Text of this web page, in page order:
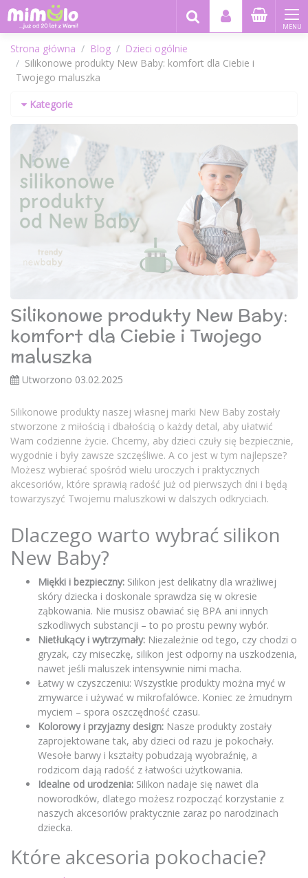
MENU
Strona główna Blog
Dzieci ogólnie
Silikonowe produkty New Baby: komfort dla Ciebie i
Twojego maluszka
Silikonowe produkty New Baby:
komfort dla Ciebie i Twojego
maluszka
Utworzono 03.02.2025
Silikonowe produkty naszej własnej marki New Baby zostały
stworzone z miłością i dbałością o każdy detal, aby ułatwić
Wam codzienne życie. Chcemy, aby dzieci czuły się bezpiecznie,
wygodnie i były zawsze szczęśliwe. A co jest w tym najlepsze?
Możesz wybierać spośród wielu uroczych i praktycznych
akcesoriów, które sprawią radość już od pierwszych dni i będą
towarzyszyć Twojemu maluszkowi w dalszych odkryciach.
Dlaczego warto wybrać silikon
New Baby?
Miękki i bezpieczny: Silikon jest delikatny dla wrażliwej
skóry dziecka i doskonale sprawdza się w okresie
ząbkowania. Nie musisz obawiać się BPA ani innych
szkodliwych substancji – to po prostu pewny wybór.
Nietłukący i wytrzymały: Niezależnie od tego, czy chodzi o
gryzak, czy miseczkę, silikon jest odporny na uszkodzenia,
nawet jeśli maluszek intensywnie nimi macha.
Łatwy w czyszczeniu: Wszystkie produkty można myć w
zmywarce i używać w mikrofalówce. Koniec ze żmudnym
myciem – spora oszczędność czasu.
Kolorowy i przyjazny design: Nasze produkty zostały
zaprojektowane tak, aby dzieci od razu je pokochały.
Wesołe barwy i kształty pobudzają wyobraźnię, a
rodzicom dają radość z łatwości użytkowania.
Idealne od urodzenia: Silikon nadaje się nawet dla
noworodków, dlatego możesz rozpocząć korzystanie z
naszych akcesoriów praktycznie zaraz po narodzinach
dziecka.
Które akcesoria pokochacie?
Kategorie